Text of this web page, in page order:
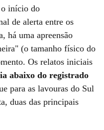
início do
de alerta entre os
há uma apreensão
(o tamanho físico do
Os relatos iniciais
abaixo do registrado
para as lavouras do Sul
duas das principais